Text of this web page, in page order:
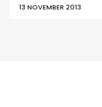
13 NOVEMBER 2013